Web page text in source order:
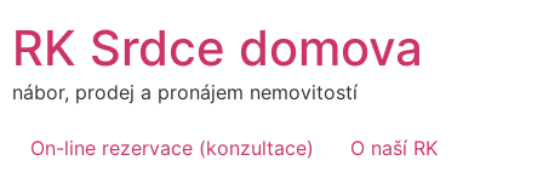
RK Srdce domova
nábor, prodej a pronájem nemovitostí
On-line rezervace (konzultace)
O naší RK